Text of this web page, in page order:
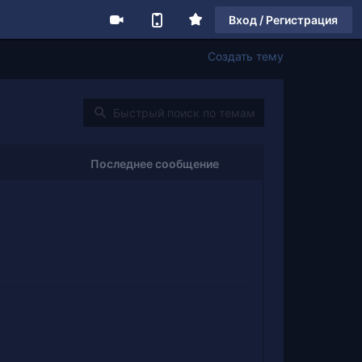
Вход / Регистрация
Создать тему
Последнее сообщение